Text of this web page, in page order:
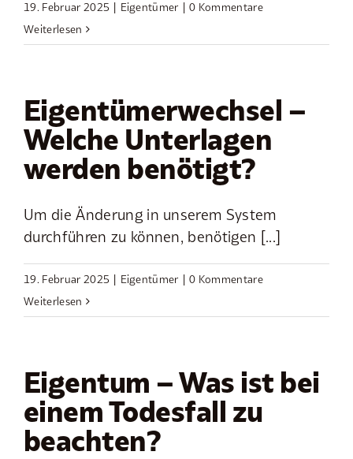
19. Februar 2025 Eigentümer
0 Kommentare
Weiterlesen
Eigentümerwechsel –
Welche Unterlagen
werden benötigt?
Um die Änderung in unserem System
durchführen zu können, benötigen [...]
19. Februar 2025 Eigentümer
0 Kommentare
Weiterlesen
Eigentum – Was ist bei
einem Todesfall zu
beachten?